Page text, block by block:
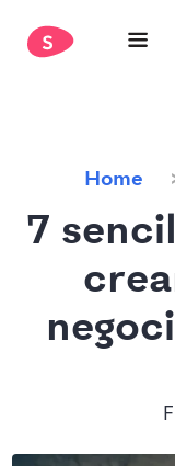
Home
7